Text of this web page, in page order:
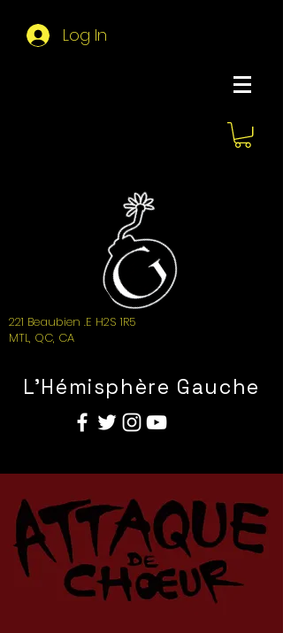
Log In
221 Beaubien .E H2S 1R5
MTL, QC, CA
L'Hémisphère Gauche